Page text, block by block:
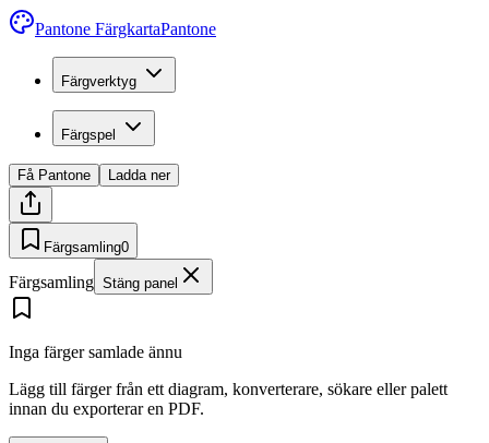
Pantone FärgkartaPantone
Färgverktyg
Färgspel
Få Pantone Ladda ner
Färgsamling0
Färgsamling Stäng panel
Inga färger samlade ännu
Lägg till färger från ett diagram, konverterare, sökare eller palett
innan du exporterar en PDF.